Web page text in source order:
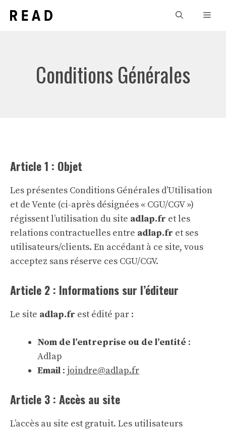
Conditions Générales
Article 1 : Objet
Les présentes Conditions Générales d’Utilisation
et de Vente (ci-après désignées « CGU/CGV »)
régissent l’utilisation du site adlap.fr et les
relations contractuelles entre adlap.fr et ses
utilisateurs/clients. En accédant à ce site, vous
acceptez sans réserve ces CGU/CGV.
Article 2 : Informations sur l’éditeur
Le site adlap.fr est édité par :
Nom de l’entreprise ou de l’entité :
Adlap
Email : joindre@adlap.fr
Article 3 : Accès au site
L’accès au site est gratuit. Les utilisateurs